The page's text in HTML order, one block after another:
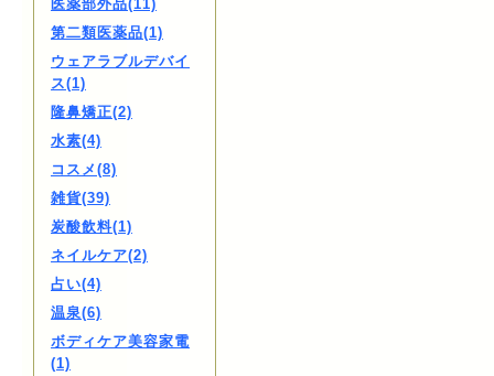
医薬部外品(11)
第二類医薬品(1)
ウェアラブルデバイ
ス(1)
隆鼻矯正(2)
水素(4)
コスメ(8)
雑貨(39)
炭酸飲料(1)
ネイルケア(2)
占い(4)
温泉(6)
ボディケア美容家電
(1)